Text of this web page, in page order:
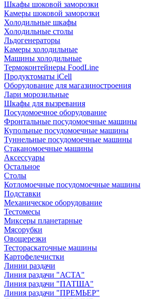
Шкафы шоковой заморозки
Камеры шоковой заморозки
Холодильные шкафы
Холодильные столы
Льдогенераторы
Камеры холодильные
Машины холодильные
Термоконтейнеры FoodLine
Продуктоматы iCell
Оборудование для магазиностроения
Лари морозильные
Шкафы для вызревания
Посудомоечное оборудование
Фронтальные посудомоечные машины
Купольные посудомоечные машины
Туннельные посудомоечные машины
Стаканомоечные машины
Аксессуары
Остальное
Столы
Котломоечные посудомоечные машины
Подставки
Механическое оборудование
Тестомесы
Миксеры планетарные
Мясорубки
Овощерезки
Тестораскаточные машины
Картофелечистки
Линии раздачи
Линия раздачи "АСТА"
Линия раздачи "ПАТША"
Линия раздачи "ПРЕМЬЕР"